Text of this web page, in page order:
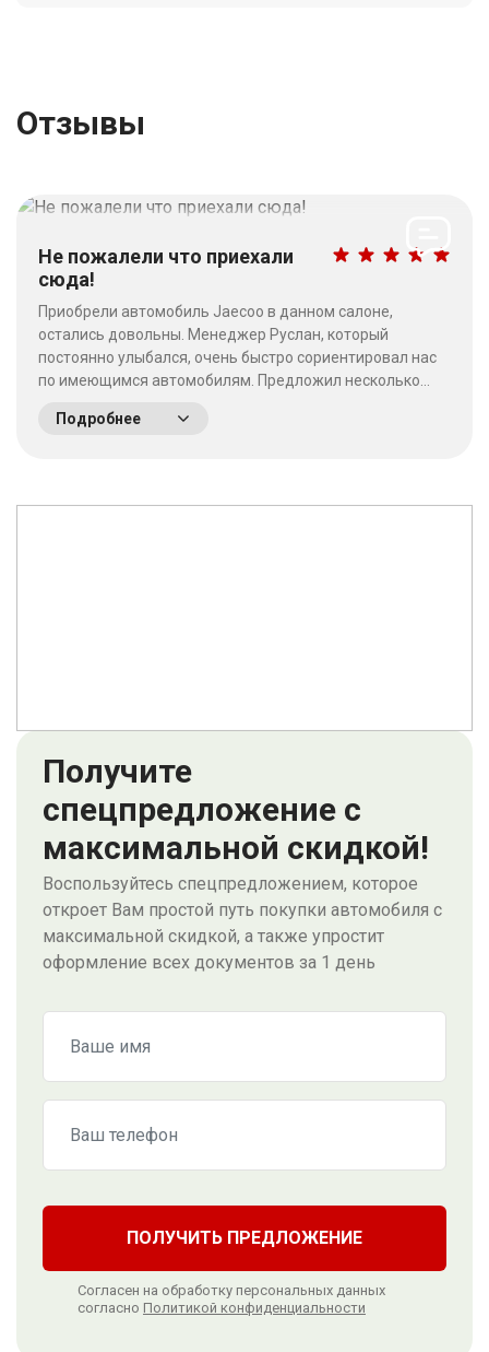
Отзывы
Не пожалели что приехали
сюда!
Приобрели автомобиль Jaecoo в данном салоне,
остались довольны. Менеджер Руслан, который
постоянно улыбался, очень быстро сориентировал нас
по имеющимся автомобилям. Предложил несколько
пожалели что приехали сюда! Качество работы на
Подробнее
Получите
спецпредложение с
максимальной скидкой!
Воспользуйтесь спецпредложением, которое
откроет Вам простой путь покупки автомобиля с
максимальной скидкой, а также упростит
оформление всех документов за 1 день
ПОЛУЧИТЬ ПРЕДЛОЖЕНИЕ
Согласен на обработку персональных данных
согласно Политикой конфиденциальности